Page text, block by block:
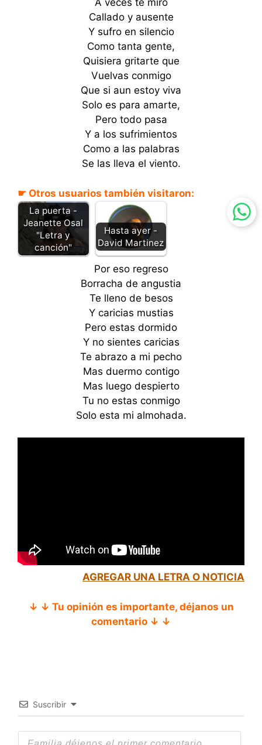
A veces te miro
Callado y ausente
Y sufro en silencio
Como tanta gente,
Quisiera gritarte que
Vuelvas conmigo
Que si aun estoy viva
Solo es para amarte,
Pero todo pasa
Y a los sufrimientos
Como a las palabras
Se las lleva el viento.
☛ Otros usuarios también visitaron:
La puerta -
Jeanette Osal
"Letra y
canción"
Hasta ayer -
David Martinez
Por eso regreso
Borracha de angustia
Te lleno de besos
Y caricias mustias
Pero estas dormido
Y no sientes caricias
Te abrazo a mi pecho
Mas duermo contigo
Mas luego despierto
Tu no estas conmigo
Solo esta mi almohada.
AGREGAR UNA LETRA O NOTICIA
↓ ↓ Tu opinión es importante, déjanos un
comentario ↓ ↓
Suscribir